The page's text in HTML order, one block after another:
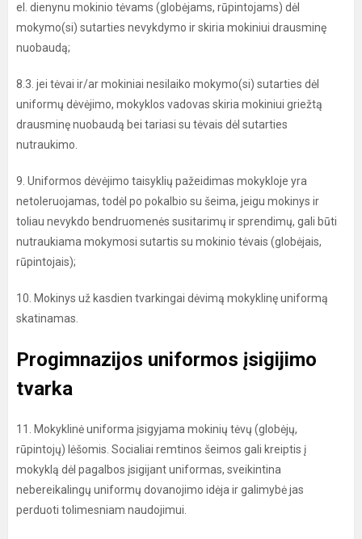
el. dienynu mokinio tėvams (globėjams, rūpintojams) dėl
mokymo(si) sutarties nevykdymo ir skiria mokiniui drausminę
nuobaudą;
8.3. jei tėvai ir/ar mokiniai nesilaiko mokymo(si) sutarties dėl
uniformų dėvėjimo, mokyklos vadovas skiria mokiniui griežtą
drausminę nuobaudą bei tariasi su tėvais dėl sutarties
nutraukimo.
9. Uniformos dėvėjimo taisyklių pažeidimas mokykloje yra
netoleruojamas, todėl po pokalbio su šeima, jeigu mokinys ir
toliau nevykdo bendruomenės susitarimų ir sprendimų, gali būti
nutraukiama mokymosi sutartis su mokinio tėvais (globėjais,
rūpintojais);
10. Mokinys už kasdien tvarkingai dėvimą mokyklinę uniformą
skatinamas.
Progimnazijos uniformos įsigijimo
tvarka
11. Mokyklinė uniforma įsigyjama mokinių tėvų (globėjų,
rūpintojų) lėšomis. Socialiai remtinos šeimos gali kreiptis į
mokyklą dėl pagalbos įsigijant uniformas, sveikintina
nebereikalingų uniformų dovanojimo idėja ir galimybė jas
perduoti tolimesniam naudojimui.